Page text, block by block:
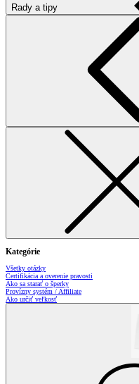
Rady a tipy
Kategórie
Všetky otázky
Certifikácia a overenie pravosti
Ako sa starať o šperky
Provízny systém / Affiliate
Ako určiť veľkosť